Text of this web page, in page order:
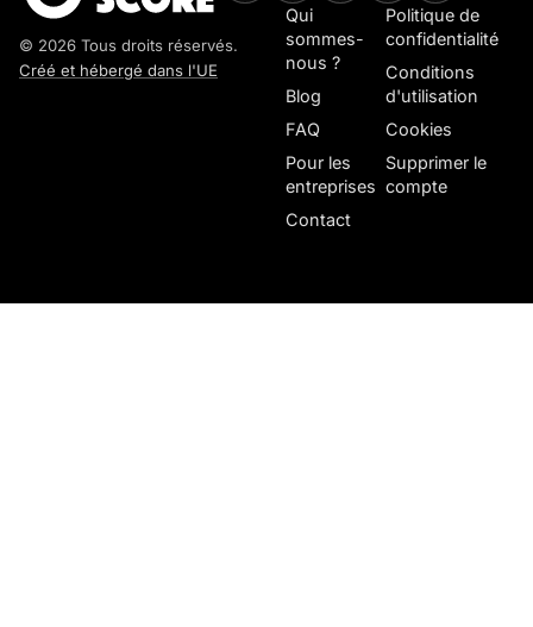
© 2026 Tous droits réservés.
Créé et hébergé dans l'UE
Qui
sommes-
nous ?
Blog
FAQ
Pour les
entreprises
Contact
Politique de
confidentialité
Conditions
d'utilisation
Cookies
Supprimer le
compte